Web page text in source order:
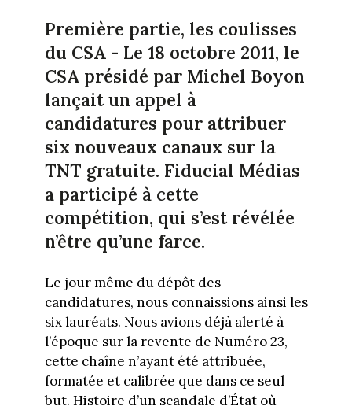
Première partie, les coulisses
du CSA- Le 18 octobre 2011, le
CSA présidé par Michel Boyon
lançait un appel à
candidatures pour attribuer
six nouveaux canaux sur la
TNT gratuite. Fiducial Médias
a participé à cette
compétition, qui s’est révélée
n’être qu’une farce.
Le jour même du dépôt des
candidatures, nous connaissions ainsi les
six lauréats. Nous avions déjà alerté à
l’époque sur la revente de Numéro 23,
cette chaîne n’ayant été attribuée,
formatée et calibrée que dans ce seul
but. Histoire d’un scandale d’État où